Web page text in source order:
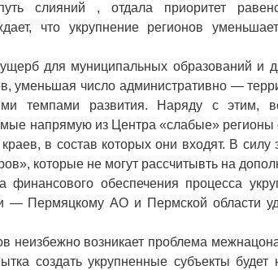
слияний , отдала приоритет
что укрупнение регионов
для муниципальных образований и
уменьшая число административно —
темпами развития. Наряду с этим,
напрямую из Центра «слабые» регионы с
в состав которых они входят. В силу
которые не могут рассчитывть на
финансового обеспечения процесса
— Пермяцкому АО и Пермской области
неизбежно возникает проблема
создать укрупненные субъекты